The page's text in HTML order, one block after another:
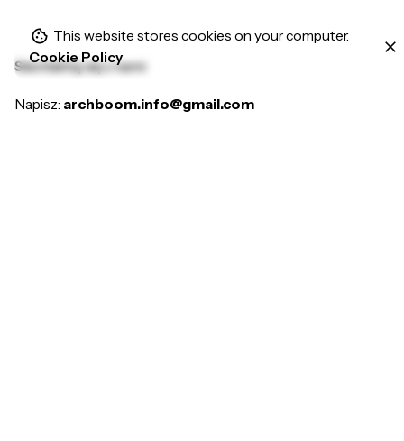
Skontaktuj się z nami
Napisz: archboom.info@gmail.com
This website stores cookies on your computer.
Cookie Policy